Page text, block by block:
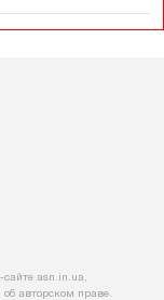
asn.in.ua,
об авторском праве.